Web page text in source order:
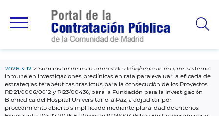
principal
2026-3-12
Suministro de marcadores de daño/reparación y del sistema
inmune en investigaciones preclínicas en rata para evaluar la eficacia de
estrategias terapéuticas tras ictus para la consecución de los Proyectos
RD21/0006/0012 y PI23/00436, para la Fundación para la Investigación
Biomédica del Hospital Universitario la Paz, a adjudicar por
procedimiento abierto simplificado mediante pluralidad de criterios.